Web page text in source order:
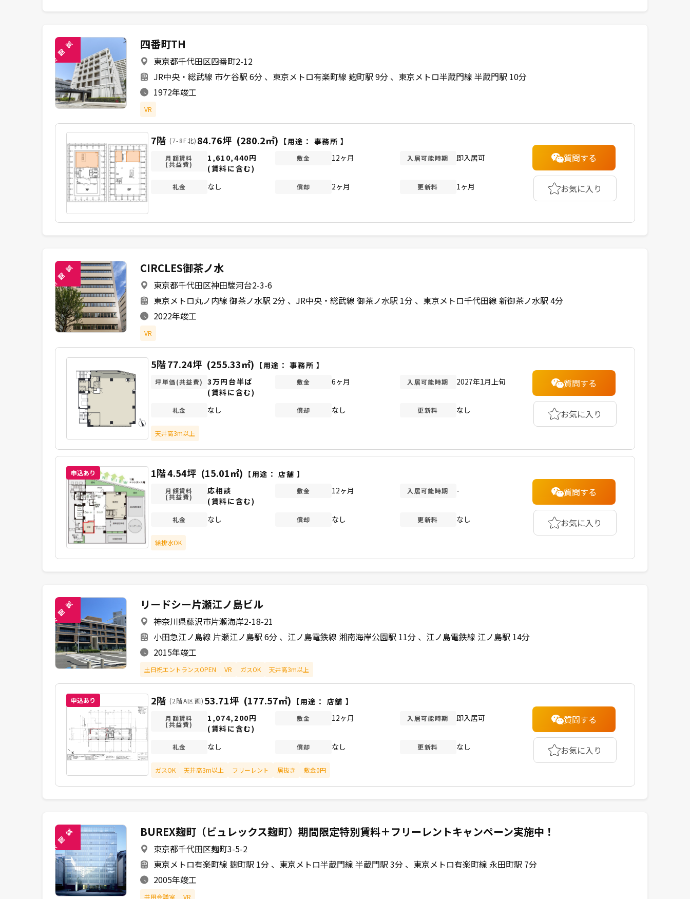
未
閲
覧 四番町TH
東京都千代田区四番町2-12
JR中央・総武線 市ケ谷駅 6分
東京メトロ有楽町線 麹町駅 9分
東京メトロ半蔵門線 半蔵門駅 10分
1972年竣工
VR
7階 (7-8F北) 84.76坪 (280.2㎡) 【用途： 事務所 】
月額賃料
(共益費)
1,610,440円
(賃料に含む)
敷金 12ヶ月 入居可能時期 即入居可
礼金 なし 償却 2ヶ月 更新料 1ヶ月
質問する
お気に入り
未
閲
覧 CIRCLES御茶ノ水
東京都千代田区神田駿河台2-3-6
東京メトロ丸ノ内線 御茶ノ水駅 2分
JR中央・総武線 御茶ノ水駅 1分
東京メトロ千代田線 新御茶ノ水駅 4分
2022年竣工
VR
5階77.24坪 (255.33㎡) 【用途：事務所 】
坪単価(共益費)
3万円台半ば
(賃料に含む)
敷金 6ヶ月 入居可能時期 2027年1月上旬
礼金 なし 償却 なし 更新料 なし
天井高3m以上
質問する
お気に入り
申込あり 1階4.54坪 (15.01㎡) 【用途：店舗 】
月額賃料
(共益費)
応相談
(賃料に含む)
敷金 12ヶ月 入居可能時期 -
礼金 なし 償却 なし 更新料 なし
給排水OK
質問する
お気に入り
未
閲
覧 リードシー片瀬江ノ島ビル
神奈川県藤沢市片瀬海岸2-18-21
小田急江ノ島線 片瀬江ノ島駅 6分
江ノ島電鉄線 湘南海岸公園駅 11分
江ノ島電鉄線 江ノ島駅 14分
2015年竣工
土日祝エントランスOPEN VR ガスOK 天井高3m以上
申込あり 2階 (2階A区画) 53.71坪 (177.57㎡) 【用途： 店舗 】
月額賃料
(共益費)
1,074,200円
(賃料に含む)
敷金 12ヶ月 入居可能時期 即入居可
礼金 なし 償却 なし 更新料 なし
ガスOK 天井高3m以上 フリーレント 居抜き 敷金0円
質問する
お気に入り
未
閲
覧 BUREX麹町（ビュレックス麹町）期間限定特別賃料＋フリーレントキャンペーン実施中！
東京都千代田区麹町3-5-2
東京メトロ有楽町線 麹町駅 1分
東京メトロ半蔵門線 半蔵門駅 3分
東京メトロ有楽町線 永田町駅 7分
2005年竣工
共用会議室 VR